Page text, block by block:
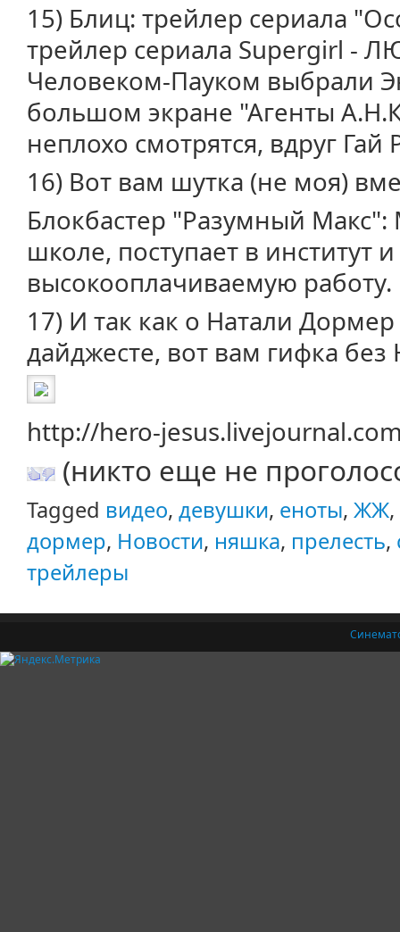
15) Блиц: трейлер сериала
трейлер сериала Supergirl -
Человеком-Пауком выбрали
большом экране "Агенты
неплохо смотрятся, вдруг Гай
16) Вот вам шутка (не моя)
Блокбастер "Разумный
школе, поступает в институт
высокооплачиваемую работу.
17) И так как о Натали
дайджесте, вот вам гифка без
http://hero-
(никто еще не
Tagged видео, девушки, еноты, ЖЖ,
дормер, Новости, няшка, прелесть,
трейлеры